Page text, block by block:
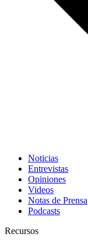
Noticias
Entrevistas
Opiniones
Videos
Notas de Prensa
Podcasts
Recursos